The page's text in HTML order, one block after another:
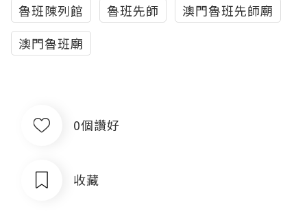
魯班陳列館
魯班先師
澳門魯班先師廟
澳門魯班廟
0個讚好
收藏